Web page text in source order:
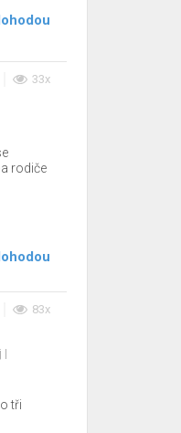
33x
rodiče
83x
tři